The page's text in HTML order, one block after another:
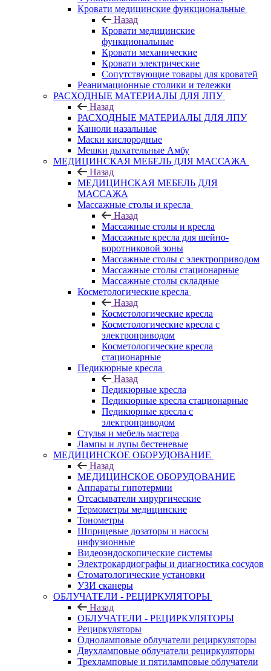
Кровати медицинские функциональные
Назад
Кровати медицинские
функциональные
Кровати механические
Кровати электрические
Сопутствующие товары для кроватей
Реанимационные столики и тележки
РАСХОДНЫЕ МАТЕРИАЛЫ ДЛЯ ЛПУ
Назад
РАСХОДНЫЕ МАТЕРИАЛЫ ДЛЯ ЛПУ
Канюли назальные
Маски кислородные
Мешки дыхательные Амбу
МЕДИЦИНСКАЯ МЕБЕЛЬ ДЛЯ МАССАЖА
Назад
МЕДИЦИНСКАЯ МЕБЕЛЬ ДЛЯ
МАССАЖА
Массажные столы и кресла
Назад
Массажные столы и кресла
Массажные кресла для шейно-
воротниковой зоны
Массажные столы с электроприводом
Массажные столы стационарные
Массажные столы складные
Косметологические кресла
Назад
Косметологические кресла
Косметологические кресла с
электроприводом
Косметологические кресла
стационарные
Педикюрные кресла
Назад
Педикюрные кресла
Педикюрные кресла стационарные
Педикюрные кресла с
электроприводом
Стулья и мебель мастера
Лампы и лупы бестеневые
МЕДИЦИНСКОЕ ОБОРУДОВАНИЕ
Назад
МЕДИЦИНСКОЕ ОБОРУДОВАНИЕ
Аппараты гипотермии
Отсасыватели хирургические
Термометры медицинские
Тонометры
Шприцевые дозаторы и насосы
инфузионные
Видеоэндоскопические системы
Электрокардиографы и диагностика сосудов
Стоматологические установки
УЗИ сканеры
ОБЛУЧАТЕЛИ - РЕЦИРКУЛЯТОРЫ
Назад
ОБЛУЧАТЕЛИ - РЕЦИРКУЛЯТОРЫ
Рециркуляторы
Одноламповые облучатели рециркуляторы
Двухламповые облучатели рециркуляторы
Трехламповые и пятиламповые облучатели